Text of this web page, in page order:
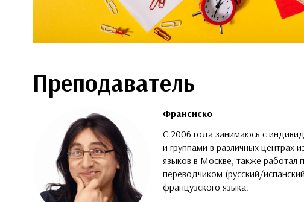
Преподаватель
Франсиско
C 2006 года занимаюсь с
и группами в различных центрах
языков в Москве, также работал
переводчиком (русский/
французского языка.